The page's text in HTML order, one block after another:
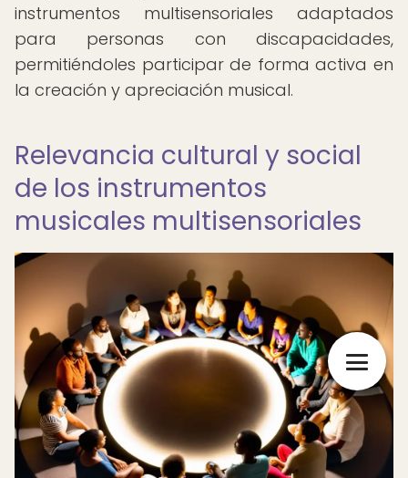
instrumentos multisensoriales adaptados
para personas con discapacidades,
permitiéndoles participar de forma activa en
la creación y apreciación musical.
Relevancia cultural y social
de los instrumentos
musicales multisensoriales